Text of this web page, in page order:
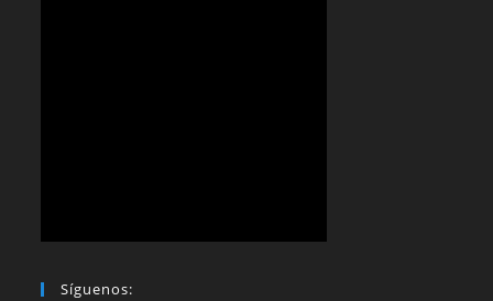
Síguenos: